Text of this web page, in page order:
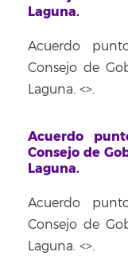
Laguna.
Acuerdo
Consejo de
Laguna. <>.
Acuerdo
Consejo de
Laguna.
Acuerdo
Consejo de
Laguna. <>.